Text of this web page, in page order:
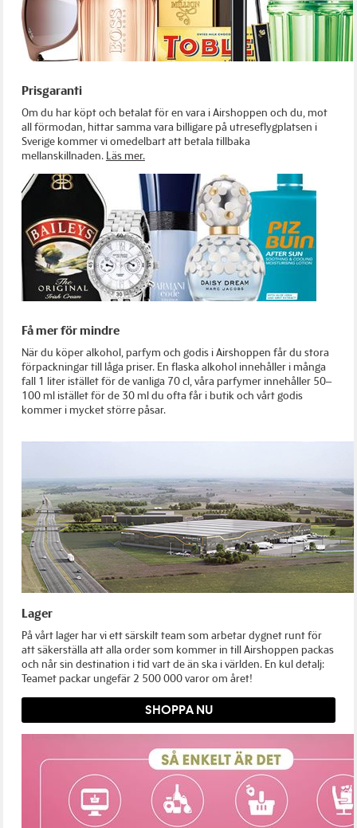
Prisgaranti
Om du har köpt och betalat för en vara i Airshoppen och du, mot
all förmodan, hittar samma vara billigare på utreseflygplatsen i
Sverige kommer vi omedelbart att betala tillbaka
mellanskillnaden. Läs mer.
Få mer för mindre
När du köper alkohol, parfym och godis i Airshoppen får du stora
förpackningar till låga priser. En flaska alkohol innehåller i många
fall 1 liter istället för de vanliga 70 cl, våra parfymer innehåller 50–
100 ml istället för de 30 ml du ofta får i butik och vårt godis
kommer i mycket större påsar.
Lager
På vårt lager har vi ett särskilt team som arbetar dygnet runt för
att säkerställa att alla order som kommer in till Airshoppen packas
och når sin destination i tid vart de än ska i världen. En kul detalj:
Teamet packar ungefär 2 500 000 varor om året!
SHOPPA NU